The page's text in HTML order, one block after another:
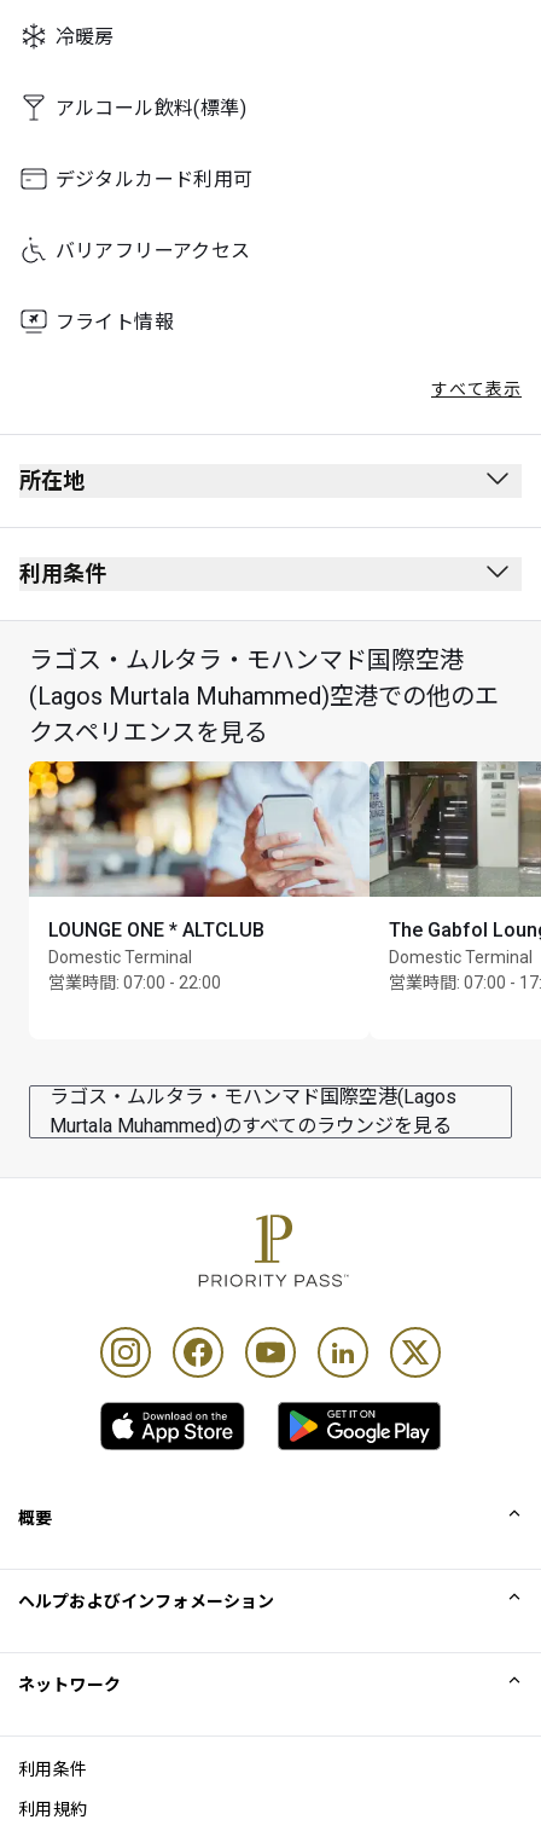
Thursday
Friday
Sunday
冷暖房
アルコール飲料(標準)
デジタルカード利用可
バリアフリーアクセス
フライト情報
すべて表示
所在地
利用条件
最大滞在可能時間：3時間
ラゴス・ムルタラ・モハンマド国際空港
(Lagos Murtala Muhammed)空港での他のエ
クスペリエンスを見る
LOUNGE ONE * ALTCLUB
Domestic Terminal
営業時間: 07:00 - 22:00
The Gabfol
Domestic Terminal
営業時間: 07:00 -
ラゴス・ムルタラ・モハンマド国際空港(Lagos
Murtala Muhammed)のすべてのラウンジを見る
概要
Excellence Awards
ブログ
ヘルプおよびインフォメーション
ネットワーク
利用条件
利用規約